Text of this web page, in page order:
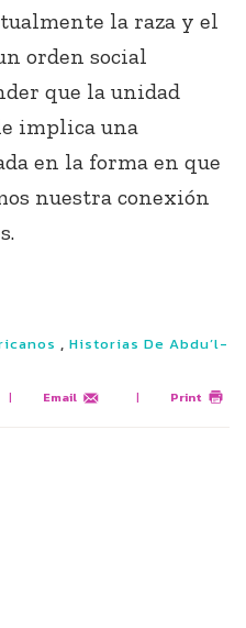
la raza y el
orden social
que la unidad
implica una
en la forma en que
nuestra conexión
,Historias De Abdu’l-
| Email | Print